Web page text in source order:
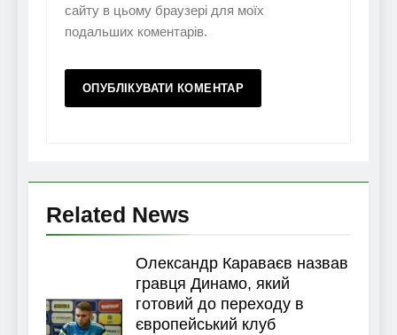
сайту в цьому браузері для моїх
подальших коментарів.
Related News
Олександр Караваєв назвав
гравця Динамо, який
готовий до переходу в
європейський клуб